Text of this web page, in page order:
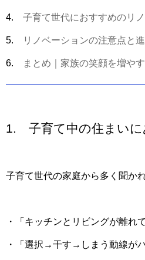
4. 子育て世代におすすめのリ
5. リノベーションの注意点と
6. まとめ｜家族の笑顔を増や
1. 子育て中の住まいに
子育て世代の家庭から多く聞か
・「キッチンとリビングが離れ
・「選択→干す→しまう動線が